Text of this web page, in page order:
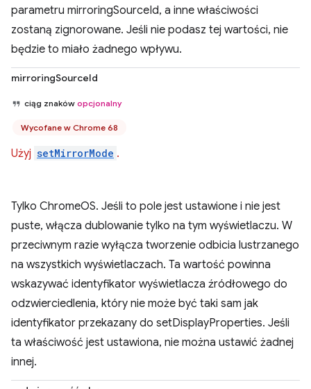
parametru mirroringSourceId, a inne właściwości
zostaną zignorowane. Jeśli nie podasz tej wartości, nie
będzie to miało żadnego wpływu.
mirroringSourceId
ciąg znaków opcjonalny
Wycofane w Chrome 68
Użyj setMirrorMode .
Tylko ChromeOS. Jeśli to pole jest ustawione i nie jest
puste, włącza dublowanie tylko na tym wyświetlaczu. W
przeciwnym razie wyłącza tworzenie odbicia lustrzanego
na wszystkich wyświetlaczach. Ta wartość powinna
wskazywać identyfikator wyświetlacza źródłowego do
odzwierciedlenia, który nie może być taki sam jak
identyfikator przekazany do setDisplayProperties. Jeśli
ta właściwość jest ustawiona, nie można ustawić żadnej
innej.